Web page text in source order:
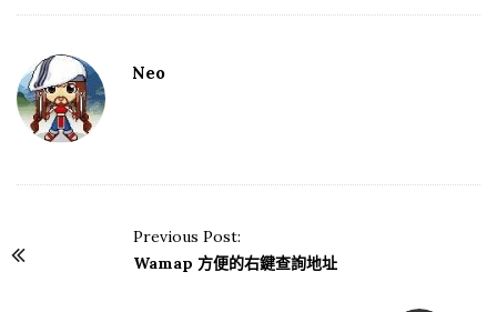
Neo
P
Previous Post:
Wamap 方便的右鍵查詢地址